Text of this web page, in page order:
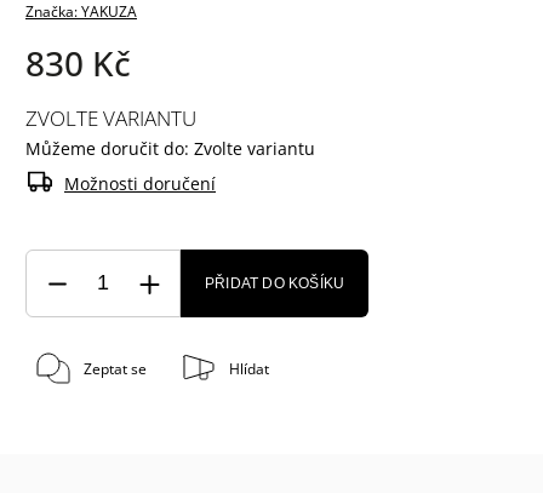
Značka:YAKUZA
830 Kč
ZVOLTE VARIANTU
Můžeme doručit do: Zvolte variantu
Možnosti doručení
PŘIDAT DO KOŠÍKU
Zeptat se Hlídat